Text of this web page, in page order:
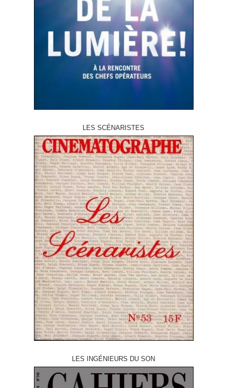
LES SCÉNARISTES
LES INGÉNIEURS DU SON